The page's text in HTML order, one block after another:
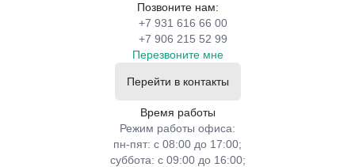
Позвоните нам:
+7 931 616 66 00
+7 906 215 52 99
Перезвоните мне
Перейти в контакты
Время работы
Режим работы офиса:
пн-пят: с 08:00 до 17:00;
суббота: с 09:00 до 16:00;